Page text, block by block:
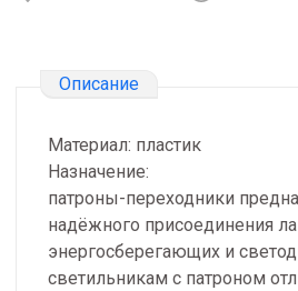
Описание
Материал: пластик
Назначение:
патроны-переходники
надёжного присоединения
энергосберегающих и
светильникам с патроном